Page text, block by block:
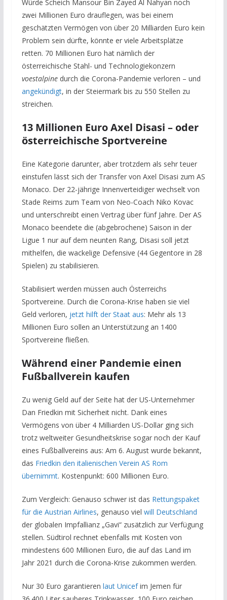
Würde Scheich Mansour Bin Zayed Al Nahyan noch
zwei Millionen Euro drauflegen, was bei einem
geschätzten Vermögen von über 20 Milliarden Euro kein
Problem sein dürfte, könnte er viele Arbeitsplätze
retten. 70 Millionen Euro hat nämlich der
österreichische Stahl- und Technologiekonzern
voestalpine durch die Corona-Pandemie verloren – und
angekündigt, in der Steiermark bis zu 550 Stellen zu
streichen.
13 Millionen Euro Axel Disasi – oder
österreichische Sportvereine
Eine Kategorie darunter, aber trotzdem als sehr teuer
einstufen lässt sich der Transfer von Axel Disasi zum AS
Monaco. Der 22-jährige Innenverteidiger wechselt von
Stade Reims zum Team von Neo-Coach Niko Kovac
und unterschreibt einen Vertrag über fünf Jahre. Der AS
Monaco beendete die (abgebrochene) Saison in der
Ligue 1 nur auf dem neunten Rang, Disasi soll jetzt
mithelfen, die wackelige Defensive (44 Gegentore in 28
Spielen) zu stabilisieren.
Stabilisiert werden müssen auch Österreichs
Sportvereine. Durch die Corona-Krise haben sie viel
Geld verloren, jetzt hilft der Staat aus: Mehr als 13
Millionen Euro sollen an Unterstützung an 1400
Sportvereine fließen.
Während einer Pandemie einen
Fußballverein kaufen
Zu wenig Geld auf der Seite hat der US-Unternehmer
Dan Friedkin mit Sicherheit nicht. Dank eines
Vermögens von über 4 Milliarden US-Dollar ging sich
trotz weltweiter Gesundheitskrise sogar noch der Kauf
eines Fußballvereins aus: Am 6. August wurde bekannt,
das Friedkin den italienischen Verein AS Rom
übernimmt. Kostenpunkt: 600 Millionen Euro.
Zum Vergleich: Genauso schwer ist das Rettungspaket
für die Austrian Airlines, genauso viel will Deutschland
der globalen Impfallianz „Gavi“ zusätzlich zur Verfügung
stellen. Südtirol rechnet ebenfalls mit Kosten von
mindestens 600 Millionen Euro, die auf das Land im
Jahr 2021 durch die Corona-Krise zukommen werden.
Nur 30 Euro garantieren laut Unicefim Jemen für